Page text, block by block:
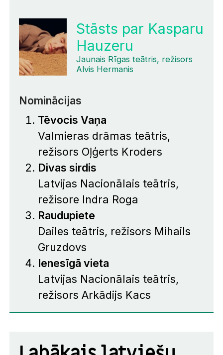
Stāsts par Kasparu
Hauzeru
Jaunais Rīgas teātris, režisors
Alvis Hermanis
Nominācijas
Tēvocis Vaņa
Valmieras drāmas teātris,
režisors Oļģerts Kroders
Divas sirdis
Latvijas Nacionālais teātris,
režisore Indra Roga
Raudupiete
Dailes teātris, režisors Mihails
Gruzdovs
Ienesīgā vieta
Latvijas Nacionālais teātris,
režisors Arkādijs Kacs